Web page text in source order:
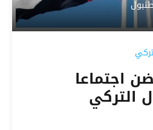
اجتماعا
التركي